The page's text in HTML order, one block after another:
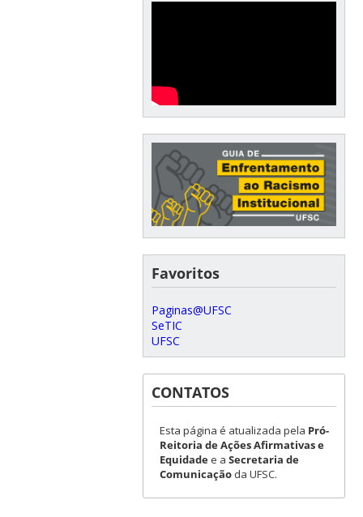
Favoritos
Paginas@UFSC
SeTIC
UFSC
CONTATOS
Esta página é atualizada pela Pró-
Reitoria de Ações Afirmativas e
Equidadee a Secretaria de
Comunicaçãoda UFSC.